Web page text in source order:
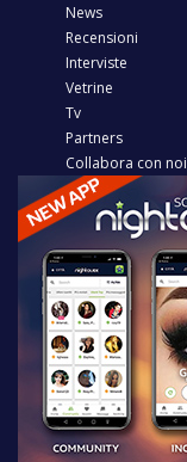
News
Recensioni
Interviste
Vetrine
Tv
Partners
Collabora con noi